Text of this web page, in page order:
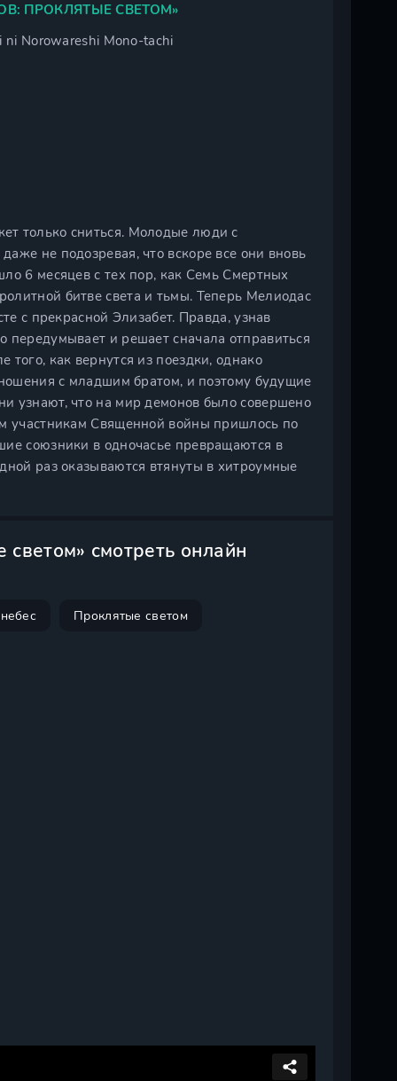
ПРОКЛЯТЫЕ СВЕТОМ»
ni Norowareshi Mono-tachi
только сниться. Молодые люди с
не подозревая, что вскоре все они вновь
6 месяцев с тех пор, как Семь Смертных
битве света и тьмы. Теперь Мелиодас
с прекрасной Элизабет. Правда, узнав
и решает сначала отправиться
как вернутся из поездки, однако
с младшим братом, и поэтому будущие
узнают, что на мир демонов было совершено
участникам Священной войны пришлось по
союзники в одночасье превращаются в
раз оказываются втянуты в хитроумные
смотреть онлайн
Проклятые светом